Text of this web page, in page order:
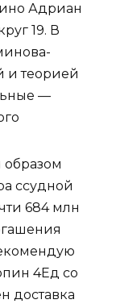
Адриан
19. В
и теорией
—
образом
ссудной
684 млн
4Ед со
доставка